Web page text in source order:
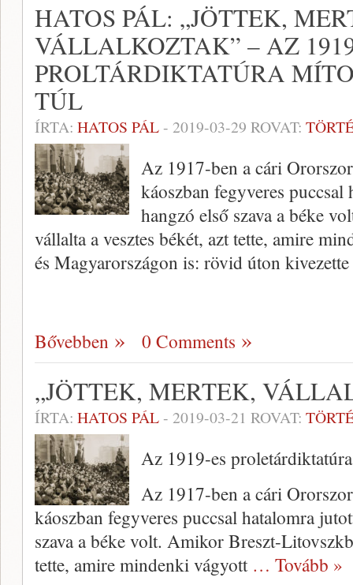
HATOS PÁL: „JÖTTEK,
VÁLLALKOZTAK” – AZ
PROLTÁRDIKTATÚRA
TÚL
ÍRTA: HATOS PÁL- 2019-03-29 ROVAT:
Az 1917-ben a cári
káoszban fegyveres
hangzó első szava a béke
vállalta a vesztes békét, azt tette, amire
és Magyarországon is: rövid úton kivezette
Bővebben 0 Comments
„JÖTTEK, MERTEK,
ÍRTA: HATOS PÁL- 2019-03-21 ROVAT:
Az 1919-es
Az 1917-ben a cári
káoszban fegyveres puccsal hatalomra
szava a béke volt. Amikor Breszt-
tette, amire mindenki vágyott … Tovább »